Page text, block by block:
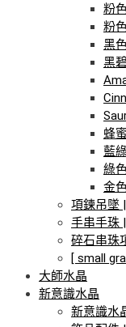
粉
粉
黑
黑
蜂
藍
綠
金
項鍊吊墜
手串手珠
碎石串珠
[ small
大師水晶
新意識水晶
新意識水